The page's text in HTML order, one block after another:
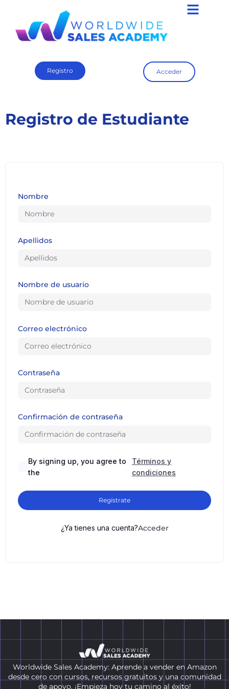
Registro Acceder
Registro de Estudiante
Nombre
Apellidos
Nombre de usuario
Correo electrónico
Contraseña
Confirmación de contraseña
By signing up, you agree to
the
Términos y
condiciones
Regístrate
¿Ya tienes una cuenta?Acceder
Worldwide Sales Academy: Aprende a vender en Amazon
desde cero con cursos, recursos gratuitos y una comunidad
de apoyo. ¡Empieza hoy tu camino al éxito!